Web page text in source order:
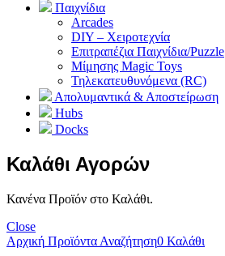
Παιχνίδια
Arcades
DIY – Χειροτεχνία
Επιτραπέζια Παιχνίδια/Puzzle
Μίμησης Magic Toys
Τηλεκατευθυνόμενα (RC)
Απολυμαντικά & Αποστείρωση
Hubs
Docks
Καλάθι Αγορών
Κανένα Προϊόν στο Καλάθι.
Close
Αρχική Προϊόντα Αναζήτηση0 Καλάθι